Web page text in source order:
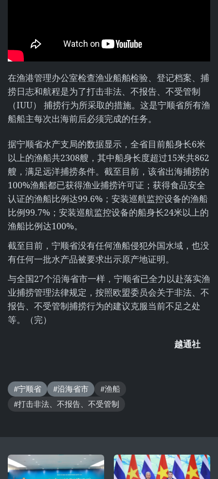
在渔港管理办公室检查渔业船舶检验、登记档案、捕
捞日志和航程是为了打击非法、不报告、不受管制
（IUU） 捕捞行为所采取的措施。这是宁顺省所有渔
船船主每次出海前后必须完成的任务。
据宁顺省水产支局的数据显示，全省目前船身长6米
以上的渔船共2308艘，其中船身长度超过15米共862
艘，满足远洋捕捞条件。截至目前，该省出海捕捞的
100%渔船都已获得渔业捕捞许可证；获得食品安全
认证的渔船比例达99.6%；安装巡航监控设备的渔船
比例99.7%；安装巡航监控设备的船身长24米以上的
渔船比例达100%。
截至目前，宁顺省没有任何渔船侵犯外国水域，也没
有任何一批水产品被要求出示原产地证明。
与全国27个沿海省市一样，宁顺省已全力以赴落实渔
业捕捞管理法律规定，按照欧盟委员会关于非法、不
报告、不受管制捕捞行为的建议克服当前不足之处
等。（完）
越通社
#宁顺省 #沿海省市
#渔船
#打击非法、不报告、不受管制